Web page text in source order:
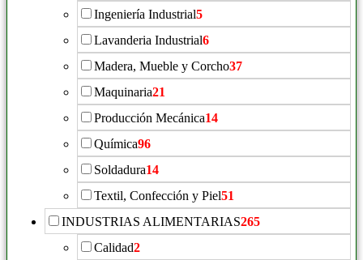
Ingeniería Industrial5
Lavanderia Industrial6
Madera, Mueble y Corcho37
Maquinaria21
Producción Mecánica14
Química96
Soldadura14
Textil, Confección y Piel51
INDUSTRIAS ALIMENTARIAS265
Calidad2